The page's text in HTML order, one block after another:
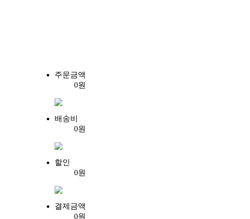
주문금액
0원
배송비
0원
할인
0원
결제금액
0원